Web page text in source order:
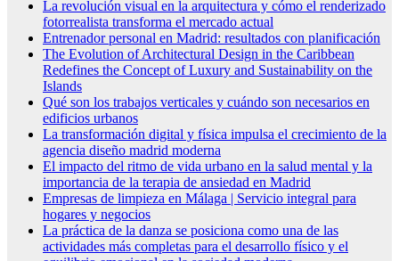
La revolución visual en la arquitectura y cómo el renderizado
fotorrealista transforma el mercado actual
Entrenador personal en Madrid: resultados con planificación
The Evolution of Architectural Design in the Caribbean
Redefines the Concept of Luxury and Sustainability on the
Islands
Qué son los trabajos verticales y cuándo son necesarios en
edificios urbanos
La transformación digital y física impulsa el crecimiento de la
agencia diseño madrid moderna
El impacto del ritmo de vida urbano en la salud mental y la
importancia de la terapia de ansiedad en Madrid
Empresas de limpieza en Málaga | Servicio integral para
hogares y negocios
La práctica de la danza se posiciona como una de las
actividades más completas para el desarrollo físico y el